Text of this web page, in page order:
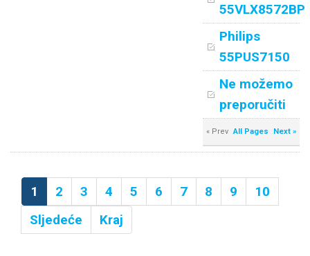
55VLX8572BP
Philips
55PUS7150
Ne možemo
preporučiti
« Prev All Pages Next »
1 2 3 4 5 6 7 8 9
10
Sljedeće
Kraj